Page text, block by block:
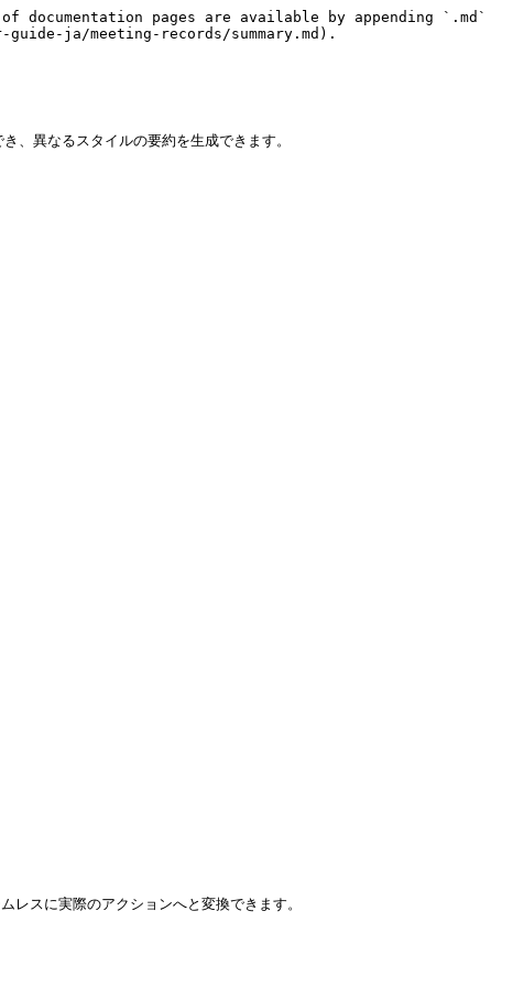
pages are available by appending `.md`
ja/meeting-records/summary.md).
異なるスタイルの要約を生成できます。
スに実際のアクションへと変換できます。